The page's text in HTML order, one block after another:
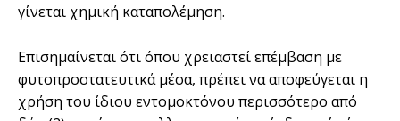
γίνεται χημική καταπολέμηση.
Επισημαίνεται ότι όπου χρειαστεί επέμβαση με
φυτοπροστατευτικά μέσα, πρέπει να αποφεύγεται η
χρήση του ίδιου εντομοκτόνου περισσότερο από